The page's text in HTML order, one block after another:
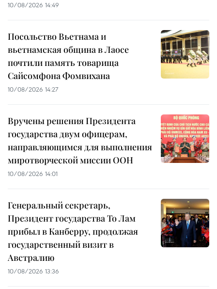
10/08/2026 14:49
Посольство Вьетнама и
вьетнамская община в Лаосе
почтили память товарища
Сайсомфона Фомвихана
10/08/2026 14:27
Вручены решения Президента
государства двум офицерам,
направляющимся для выполнения
миротворческой миссии ООН
10/08/2026 14:01
Генеральный секретарь,
Президент государства То Лам
прибыл в Канберру, продолжая
государственный визит в
Австралию
10/08/2026 13:36